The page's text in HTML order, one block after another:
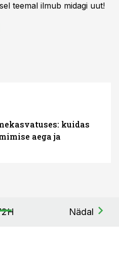
teemal ilmub midagi uut!
kuidas
aega ja
Nädal